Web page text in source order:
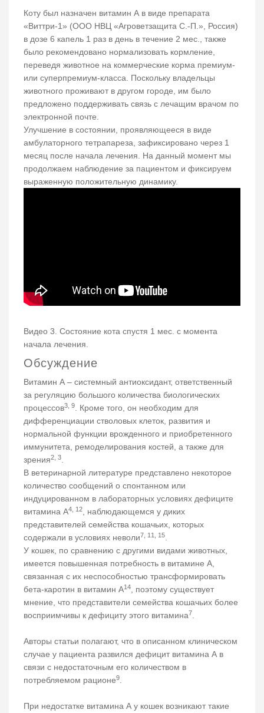
Коту был назначен витамин А в виде препарата
«Виттри-1» (ООО НВЦ «Агроветзащита С.-П.», Россия)
в дозе 6 капель 1 раз в день в течение 2 мес., также
было рекомендовано нормализовать кормление,
переведя животное на коммерческие корма премиум-
или суперпремиум-класса. Поскольку владельцы
животного проживают в другом городе, им было
предложено поддерживать связь с лечащим врачом по
электронной почте.
Улучшение в состоянии, проявляющееся в виде
амбулаторного тетрапареза, зафиксировано через 1
месяц после начала лечения. На данный момент мы
продолжаем наблюдение за пациентом и фиксируем
выраженную положительную динамику.
Видео 3. Состояние кота спустя 1 мес. с момента
начала лечения.
Обсуждение
Витамин А – системный антиоксидант, ответственный
за регуляцию большого количества биологических
процессов3, 9
. Кроме того, он необходим для
дифференциации стволовых клеток, развития и
нормальной функции врожденного и приобретенного
иммунитета, ремоделирования костей, а также для
зрения2, 3
В ветеринарной литературе представлено некоторое
количество сообщений о спонтанном или
индуцированном в лабораторных условиях дефиците
витамина А4, 12
, наблюдающемся у диких
представителей семейства кошачьих, которых
содержали в условиях неволи7, 11, 15
У кошек, по сравнению с другими видами животных,
имеется повышенная потребность в витамине А,
связанная с их неспособностью трансформировать
бета-каротин в витамин А14
, поэтому существует
мнение, что представители семейства кошачьих более
восприимчивы к дефициту этого витамина7
Авторы статьи полагают, что в описанном клиническом
случае у пациента развился дефицит витамина А в
связи с недостаточным его количеством в
потребляемом рационе9
При недостатке витамина А у кошек возникают такие